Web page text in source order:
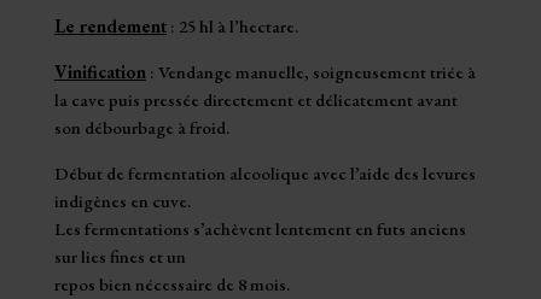
Le rendement: 25 hl à l’hectare.
Vinification: Vendange manuelle, soigneusement triée à
la cave puis pressée directement et délicatement avant
son débourbage à froid.
Début de fermentation alcoolique avec l’aide des levures
indigènes en cuve.
Les fermentations s’achèvent lentement en futs anciens
sur lies fines et un
repos bien nécessaire de 8 mois.